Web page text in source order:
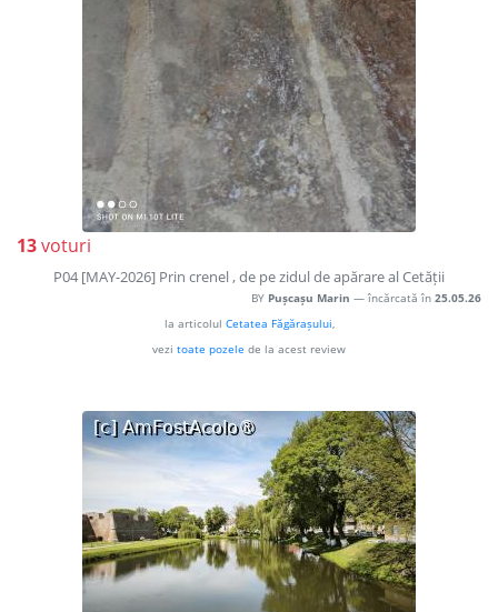
13voturi
P04 [MAY-2026] Prin crenel , de pe zidul de apărare al Cetății
BY Pușcașu Marin — încărcată în 25.05.26
la articolul Cetatea Făgărașului,
vezi toate pozele de la acest review